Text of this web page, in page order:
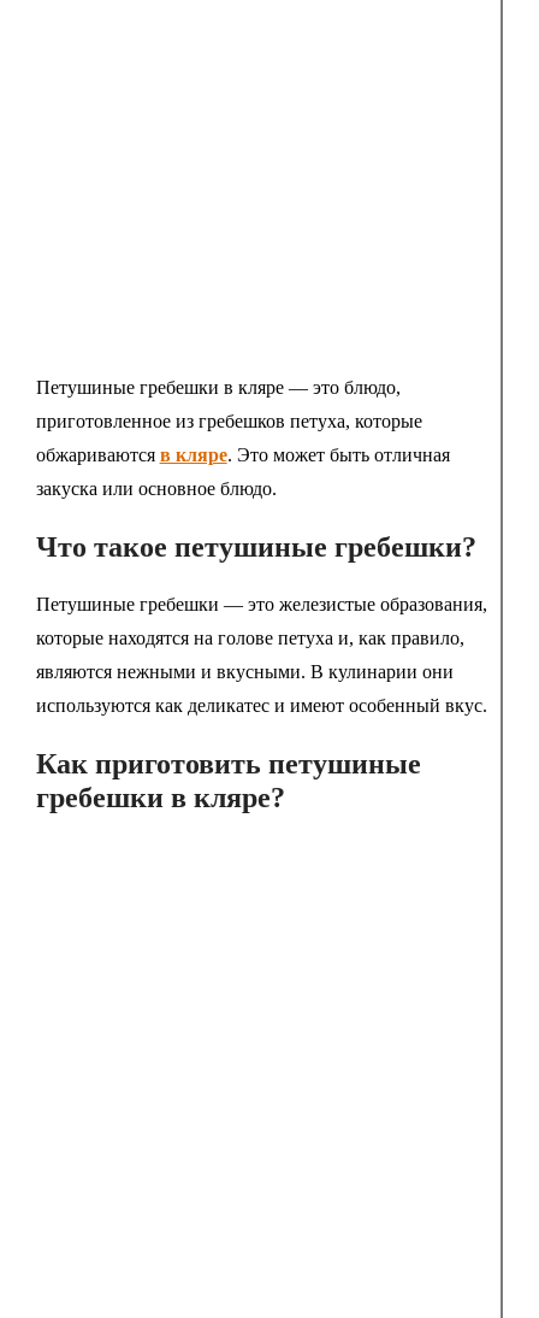
Петушиные гребешки в кляре — это блюдо,
приготовленное из гребешков петуха, которые
обжариваются в кляре. Это может быть отличная
закуска или основное блюдо.
Что такое петушиные гребешки?
Петушиные гребешки — это железистые образования,
которые находятся на голове петуха и, как правило,
являются нежными и вкусными. В кулинарии они
используются как деликатес и имеют особенный вкус.
Как приготовить петушиные
гребешки в кляре?